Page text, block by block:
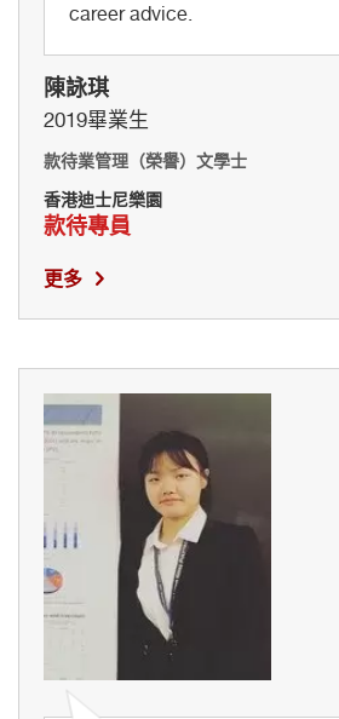
陳詠琪
2019畢業生
款待業管理（榮譽）文學士
香港迪士尼樂園
款待專員
career advice.
更多